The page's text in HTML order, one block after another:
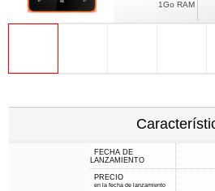
1Go RAM
FECHA DE
LANZAMIENTO
PRECIO
en la fecha de lanzamiento